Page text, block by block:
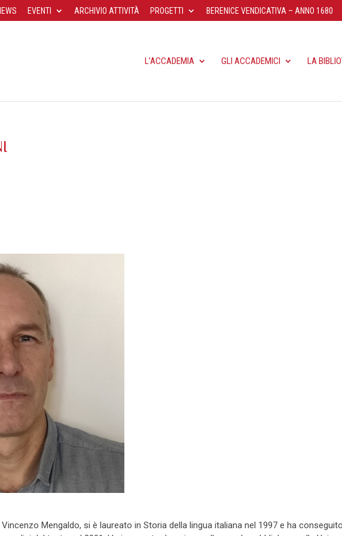
EVENTI ARCHIVIO ATTIVITÀ PROGETTI BERENICE VENDICATIVA – ANNO 1680
L’ACCADEMIA GLI ACCADEMICI LA
Mengaldo, si è laureato in Storia della lingua italiana nel 1997 e ha